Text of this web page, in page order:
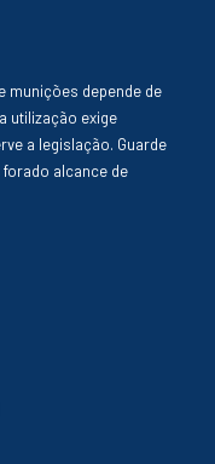
munições depende de
utilização exige
a legislação. Guarde
alcance de